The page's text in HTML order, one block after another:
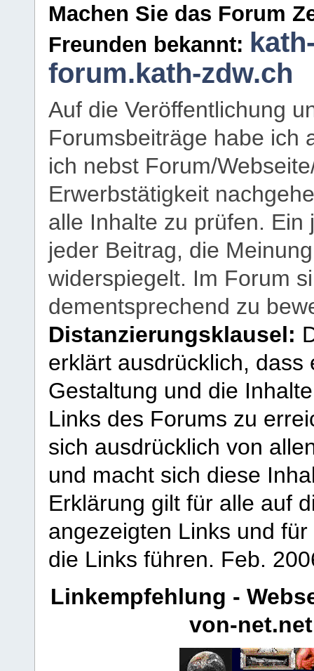
Machen Sie das Forum
Freunden bekannt:
forum.kath-zdw.ch
Auf die Veröffentlichung
Forumsbeiträge habe ich
ich nebst Forum/
Erwerbstätigkeit
alle Inhalte zu prüfen.
jeder Beitrag, die
widerspiegelt. Im Forum
dementsprechend zu
Distanzierungsklausel:
erklärt ausdrücklich,
Gestaltung und die
Links des Forums zu
sich ausdrücklich von
und macht sich diese
Erklärung gilt für alle auf
angezeigten Links und
die Links führen. Feb.
Linkempfehlung -
von-net.net